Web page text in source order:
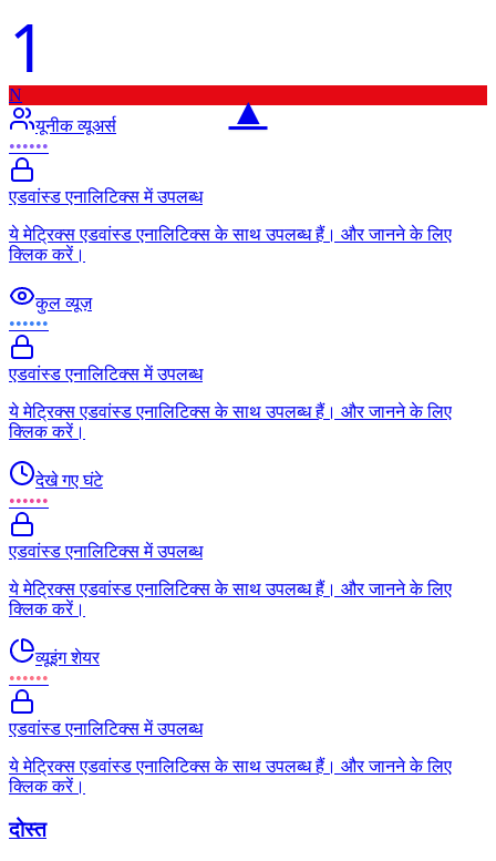
1
▲
N
यूनीक व्यूअर्स
••••••
एडवांस्ड एनालिटिक्स में उपलब्ध
ये मेट्रिक्स एडवांस्ड एनालिटिक्स के साथ उपलब्ध हैं। और जानने के लिए
क्लिक करें।
कुल व्यूज़
••••••
एडवांस्ड एनालिटिक्स में उपलब्ध
ये मेट्रिक्स एडवांस्ड एनालिटिक्स के साथ उपलब्ध हैं। और जानने के लिए
क्लिक करें।
देखे गए घंटे
••••••
एडवांस्ड एनालिटिक्स में उपलब्ध
ये मेट्रिक्स एडवांस्ड एनालिटिक्स के साथ उपलब्ध हैं। और जानने के लिए
क्लिक करें।
व्यूइंग शेयर
••••••
एडवांस्ड एनालिटिक्स में उपलब्ध
ये मेट्रिक्स एडवांस्ड एनालिटिक्स के साथ उपलब्ध हैं। और जानने के लिए
क्लिक करें।
दोस्त